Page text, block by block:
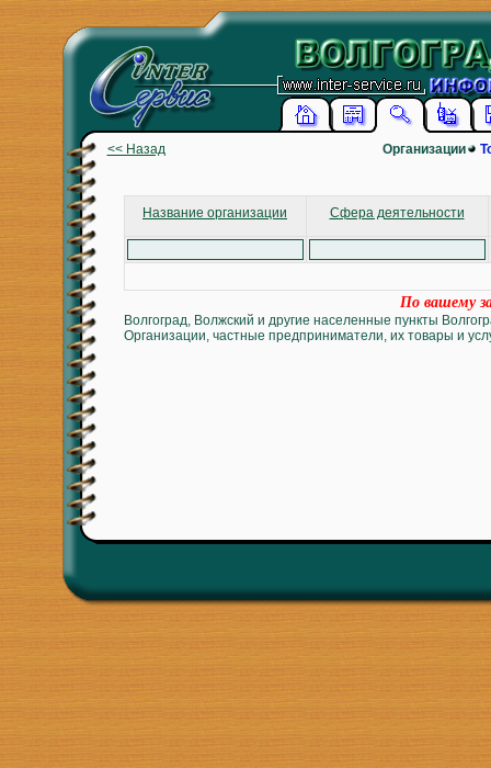
<< Назад Организации
Название организации Сфера деятельности
По вашему
Волгоград, Волжский и другие населенные пункты
Организации, частные предприниматели, их товары и